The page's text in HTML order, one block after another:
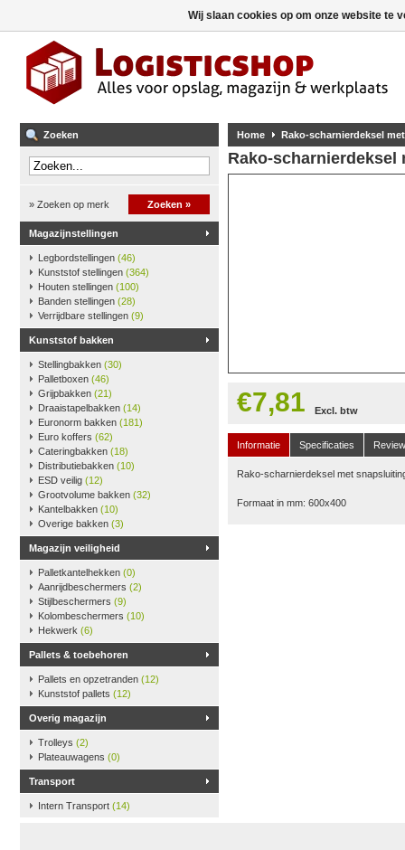
Zoeken
» Zoeken op merk Zoeken »
Magazijnstellingen
Legbordstellingen (46)
Kunststof stellingen (364)
Houten stellingen (100)
Banden stellingen (28)
Verrijdbare stellingen (9)
Kunststof bakken
Stellingbakken (30)
Palletboxen (46)
Grijpbakken (21)
Draaistapelbakken (14)
Euronorm bakken (181)
Euro koffers (62)
Cateringbakken (18)
Distributiebakken (10)
ESD veilig (12)
Grootvolume bakken (32)
Kantelbakken (10)
Overige bakken (3)
Magazijn veiligheid
Palletkantelhekken (0)
Aanrijdbeschermers (2)
Stijlbeschermers (9)
Kolombeschermers (10)
Hekwerk (6)
Pallets & toebehoren
Pallets en opzetranden (12)
Kunststof pallets (12)
Overig magazijn
Trolleys (2)
Plateauwagens (0)
Transport
Intern Transport (14)
Home Rako-scharnierdeksel
Rako-
€7,81 Excl. btw
Informatie Specificaties
Rako-scharnierdeksel met
Formaat in mm: 600x400
Wij slaan cookies op om onze website te